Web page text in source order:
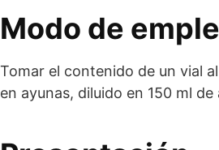
Modo de
Tomar el contenido de un vial
en ayunas, diluido en 150 ml de